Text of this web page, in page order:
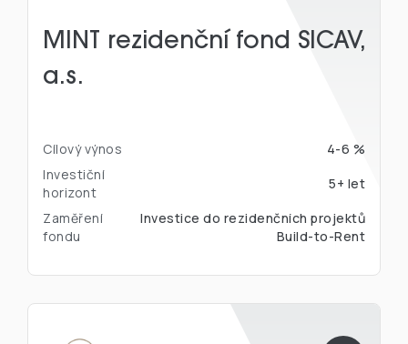
MINT rezidenční fond SICAV,
a.s.
Cílový výnos
4-6 %
Investiční
horizont
5+ let
Zaměření
fondu
Investice do rezidenčních projektů
Build-to-Rent